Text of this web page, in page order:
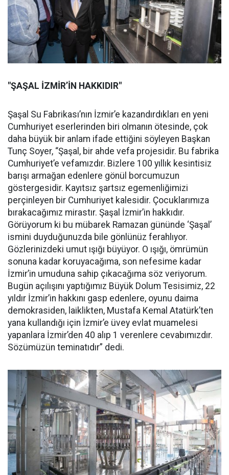
"ŞAŞAL İZMİR’İN HAKKIDIR"
Şaşal Su Fabrikası’nın İzmir’e kazandırdıkları en yeni
Cumhuriyet eserlerinden biri olmanın ötesinde, çok
daha büyük bir anlam ifade ettiğini söyleyen Başkan
Tunç Soyer, “Şaşal, bir ahde vefa projesidir. Bu fabrika
Cumhuriyet’e vefamızdır. Bizlere 100 yıllık kesintisiz
barışı armağan edenlere gönül borcumuzun
göstergesidir. Kayıtsız şartsız egemenliğimizi
perçinleyen bir Cumhuriyet kalesidir. Çocuklarımıza
bırakacağımız mirastır. Şaşal İzmir’in hakkıdır.
Görüyorum ki bu mübarek Ramazan gününde ‘Şaşal’
ismini duyduğunuzda bile gönlünüz ferahlıyor.
Gözlerinizdeki umut ışığı büyüyor. O ışığı, ömrümün
sonuna kadar koruyacağıma, son nefesime kadar
İzmir’in umuduna sahip çıkacağıma söz veriyorum.
Bugün açılışını yaptığımız Büyük Dolum Tesisimiz, 22
yıldır İzmir’in hakkını gasp edenlere, oyunu daima
demokrasiden, laiklikten, Mustafa Kemal Atatürk’ten
yana kullandığı için İzmir’e üvey evlat muamelesi
yapanlara İzmir’den 40 alıp 1 verenlere cevabımızdır.
Sözümüzün teminatıdır” dedi.